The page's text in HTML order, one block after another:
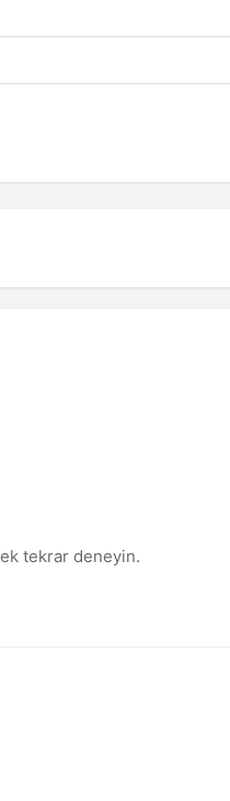
tekrar deneyin.